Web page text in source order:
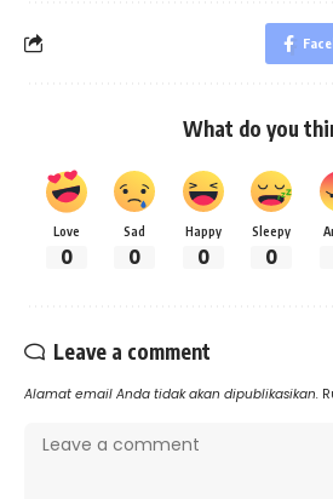
What do you
Love
0
Sad
0
Happy
0
Sleepy
0
Leave a comment
Alamat email Anda tidak akan dipublikasikan.